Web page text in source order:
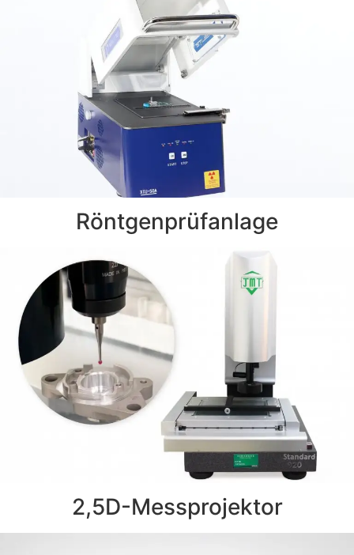
Röntgenprüfanlage
2,5D-Messprojektor